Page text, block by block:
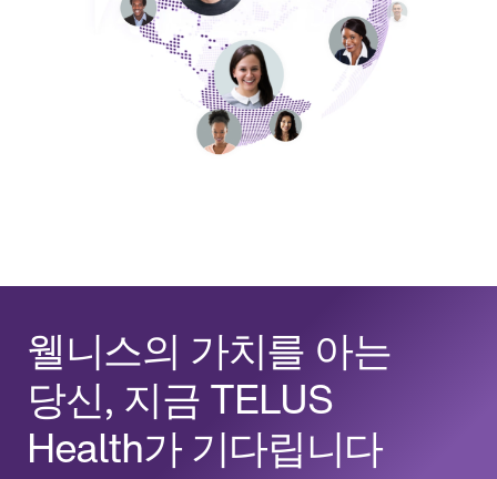
웰니스의 가치를 아는
당신, 지금 TELUS
Health가 기다립니다